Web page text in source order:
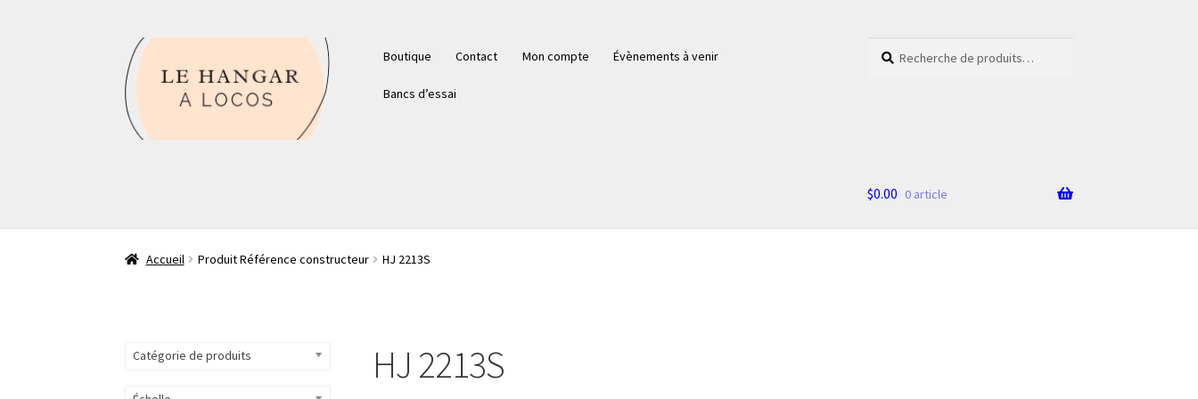
Aller
à
la
navigation
Aller
au
contenu
Boutique Contact Mon compte Évènements à venir
Bancs d’essai
pour :
$0.00 0 article
Accueil Produit Référence constructeur HJ 2213S
HJ 2213S
Catégorie de produits